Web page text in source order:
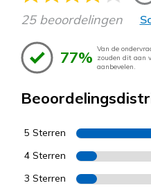
25 beoordelingen
77% Van de
zouden dit aan
aanbevelen.
5 Sterren
4 Sterren
3 Sterren